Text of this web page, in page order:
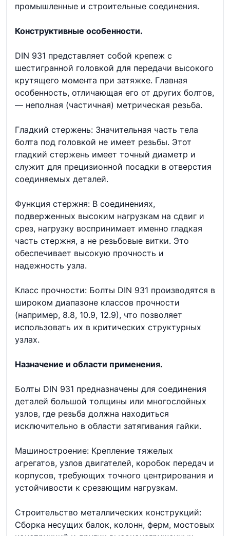
промышленные и строительные соединения.
Конструктивные особенности.
DIN 931 представляет собой крепеж с
шестигранной головкой для передачи высокого
крутящего момента при затяжке. Главная
особенность, отличающая его от других болтов,
— неполная (частичная) метрическая резьба.
Гладкий стержень: Значительная часть тела
болта под головкой не имеет резьбы. Этот
гладкий стержень имеет точный диаметр и
служит для прецизионной посадки в отверстия
соединяемых деталей.
Функция стержня: В соединениях,
подверженных высоким нагрузкам на сдвиг и
срез, нагрузку воспринимает именно гладкая
часть стержня, а не резьбовые витки. Это
обеспечивает высокую прочность и
надежность узла.
Класс прочности: Болты DIN 931 производятся в
широком диапазоне классов прочности
(например, 8.8, 10.9, 12.9), что позволяет
использовать их в критических структурных
узлах.
Назначение и области применения.
Болты DIN 931 предназначены для соединения
деталей большой толщины или многослойных
узлов, где резьба должна находиться
исключительно в области затягивания гайки.
Машиностроение: Крепление тяжелых
агрегатов, узлов двигателей, коробок передач и
корпусов, требующих точного центрирования и
устойчивости к срезающим нагрузкам.
Строительство металлических конструкций:
Сборка несущих балок, колонн, ферм, мостовых